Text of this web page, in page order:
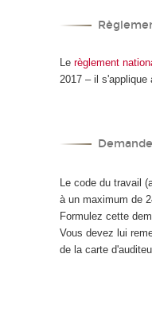
Lerèglement
2017 – il
Le code du travail
à un maximum de
Formulez cette
Vous devez lui
de la carte